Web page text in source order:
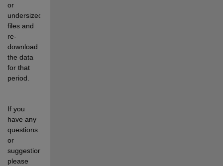
or
undersized
files and
re-
download
the data
for that
period.
If you
have any
questions
or
suggestions,
please